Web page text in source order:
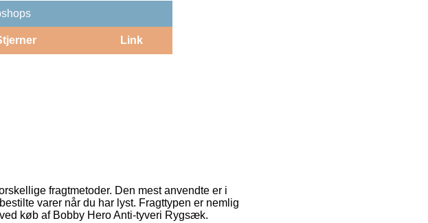
Link
fragtmetoder. Den mest anvendte er i
varer når du har lyst. Fragttypen er nemlig
køb af Bobby Hero Anti-tyveri Rygsæk.